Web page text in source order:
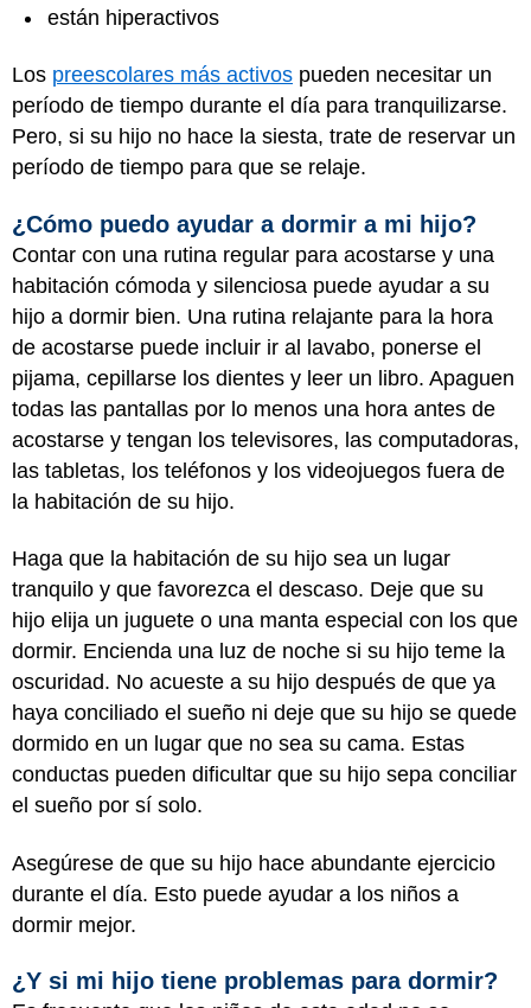
están hiperactivos
Los preescolares más activos pueden necesitar un
período de tiempo durante el día para tranquilizarse.
Pero, si su hijo no hace la siesta, trate de reservar un
período de tiempo para que se relaje.
¿Cómo puedo ayudar a dormir a mi hijo?
Contar con una rutina regular para acostarse y una
habitación cómoda y silenciosa puede ayudar a su
hijo a dormir bien. Una rutina relajante para la hora
de acostarse puede incluir ir al lavabo, ponerse el
pijama, cepillarse los dientes y leer un libro. Apaguen
todas las pantallas por lo menos una hora antes de
acostarse y tengan los televisores, las computadoras,
las tabletas, los teléfonos y los videojuegos fuera de
la habitación de su hijo.
Haga que la habitación de su hijo sea un lugar
tranquilo y que favorezca el descaso. Deje que su
hijo elija un juguete o una manta especial con los que
dormir. Encienda una luz de noche si su hijo teme la
oscuridad. No acueste a su hijo después de que ya
haya conciliado el sueño ni deje que su hijo se quede
dormido en un lugar que no sea su cama. Estas
conductas pueden dificultar que su hijo sepa conciliar
el sueño por sí solo.
Asegúrese de que su hijo hace abundante ejercicio
durante el día. Esto puede ayudar a los niños a
dormir mejor.
¿Y si mi hijo tiene problemas para dormir?